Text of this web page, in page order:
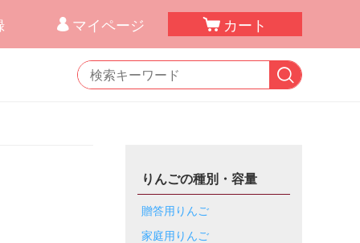
マイページ カート
りんごの種別・容量
贈答用りんご
家庭用りんご